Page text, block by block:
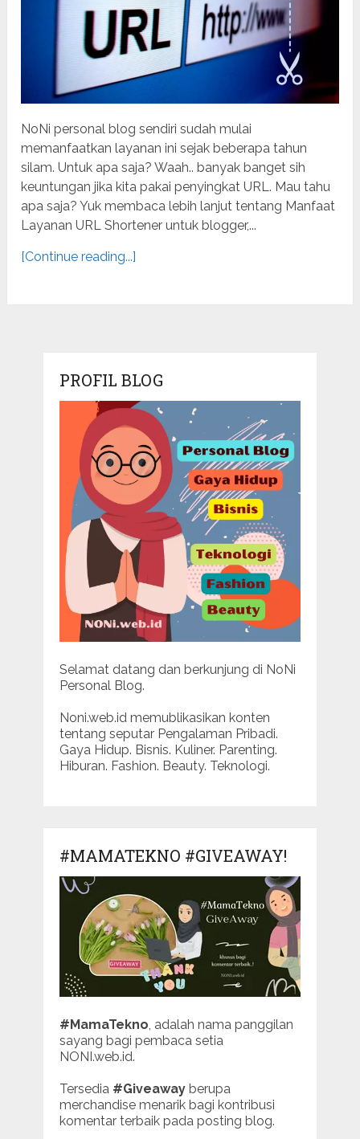
NoNi personal blog sendiri sudah mulai
memanfaatkan layanan ini sejak beberapa tahun
silam. Untuk apa saja? Waah.. banyak banget sih
keuntungan jika kita pakai penyingkat URL. Mau tahu
apa saja? Yuk membaca lebih lanjut tentang Manfaat
Layanan URL Shortener untuk blogger,...
[Continue reading...]
PROFIL BLOG
Selamat datang dan berkunjung di NoNi
Personal Blog.
Noni.web.id memublikasikan konten
tentang seputar Pengalaman Pribadi.
Gaya Hidup. Bisnis. Kuliner. Parenting.
Hiburan. Fashion. Beauty. Teknologi.
#MAMATEKNO #GIVEAWAY!
#MamaTekno, adalah nama panggilan
sayang bagi pembaca setia
NONI.web.id.
Tersedia #Giveawayberupa
merchandise menarik bagi kontribusi
komentar terbaik pada posting blog.